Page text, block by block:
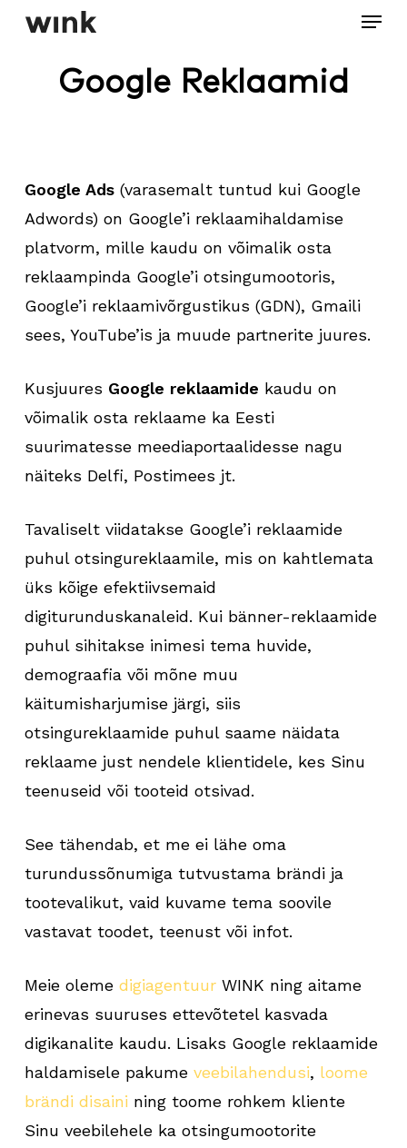
Skip
Menu
Google Reklaamid
Google Ads(varasemalt tuntud kui Google
Adwords) on Google’i reklaamihaldamise
platvorm, mille kaudu on võimalik osta
reklaampinda Google’i otsingumootoris,
Google’i reklaamivõrgustikus (GDN), Gmaili
sees, YouTube’is ja muude partnerite juures.
Kusjuures Google reklaamide kaudu on
võimalik osta reklaame ka Eesti
suurimatesse meediaportaalidesse nagu
näiteks Delfi, Postimees jt.
Tavaliselt viidatakse Google’i reklaamide
puhul otsingureklaamile, mis on kahtlemata
üks kõige efektiivsemaid
digiturunduskanaleid. Kui bänner-reklaamide
puhul sihitakse inimesi tema huvide,
demograafia või mõne muu
käitumisharjumise järgi, siis
otsingureklaamide puhul saame näidata
reklaame just nendele klientidele, kes Sinu
teenuseid või tooteid otsivad.
See tähendab, et me ei lähe oma
turundussõnumiga tutvustama brändi ja
tootevalikut, vaid kuvame tema soovile
vastavat toodet, teenust või infot.
Meie oleme digiagentuurWINK ning aitame
erinevas suuruses ettevõtetel kasvada
digikanalite kaudu. Lisaks Google reklaamide
haldamisele pakume veebilahendusi, loome
brändi disaini ning toome rohkem kliente
Sinu veebilehele ka otsingumootorite